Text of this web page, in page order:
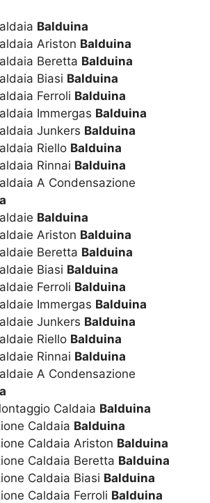
Balduina
Ariston Balduina
Beretta Balduina
Biasi Balduina
Ferroli Balduina
Immergas Balduina
Junkers Balduina
Riello Balduina
Rinnai Balduina
A Condensazione
Balduina
Ariston Balduina
Beretta Balduina
Biasi Balduina
Ferroli Balduina
Immergas Balduina
Junkers Balduina
Riello Balduina
Rinnai Balduina
A Condensazione
Caldaia Balduina
Caldaia Balduina
Caldaia Ariston Balduina
Caldaia Beretta Balduina
Caldaia Biasi Balduina
Caldaia Ferroli Balduina